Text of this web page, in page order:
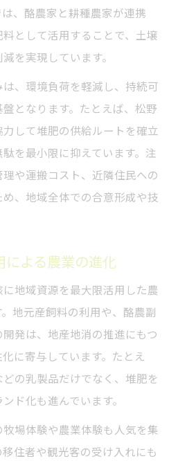
、酪農家と耕種農家が連携
として活用することで、土壌
を実現しています。
、環境負荷を軽減し、持続可
となります。たとえば、松野
して堆肥の供給ルートを確立
を最小限に抑えています。注
や運搬コスト、近隣住民への
、地域全体での合意形成や技
よる農業の進化
地域資源を最大限活用した農
地元産飼料の利用や、酪農副
発は、地産地消の推進にもつ
に寄与しています。たとえ
の乳製品だけでなく、堆肥を
ド化も進んでいます。
場体験や農業体験も人気を集
住者や観光客の受け入れにも